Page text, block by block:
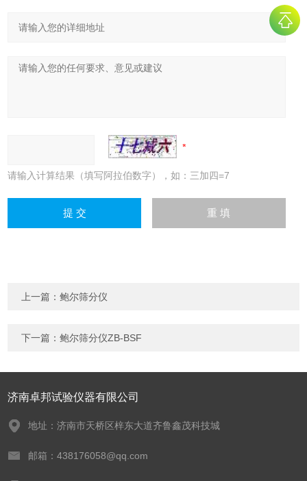
请输入计算结果（填写阿拉伯数字），如：三加四=7
上一篇：鲍尔筛分仪
下一篇：鲍尔筛分仪ZB-BSF
济南卓邦试验仪器有限公司
地址：济南市天桥区梓东大道齐鲁鑫茂科技城
邮箱：438176058@qq.com